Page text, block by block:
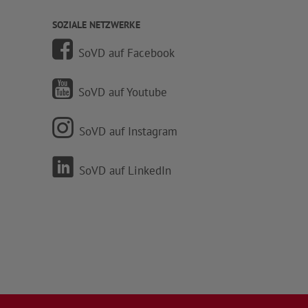
SOZIALE NETZWERKE
SoVD auf Facebook
SoVD auf Youtube
SoVD auf Instagram
SoVD auf LinkedIn